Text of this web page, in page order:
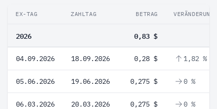
EX-TAG ZAHLTAG BETRAG VERÄNDERUNG
2026 0,83 $
04.09.2026 18.09.2026 0,28 $ 1,82 %
05.06.2026 19.06.2026 0,275 $ 0 %
06.03.2026 20.03.2026 0,275 $ 0 %